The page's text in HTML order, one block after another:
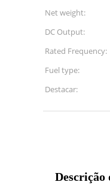
Net weight:
DC Output:
Rated Frequency:
Fuel type:
Destacar:
Descrição